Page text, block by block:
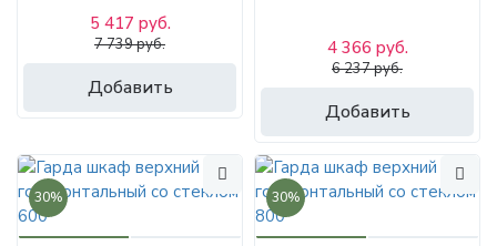
Добавить
5 417 руб.
7 739 руб.
Добавить
4 366 руб.
6 237 руб.
30% 30%